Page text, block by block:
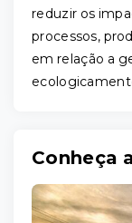
reduzir os
processos,
em relação a
Conheça